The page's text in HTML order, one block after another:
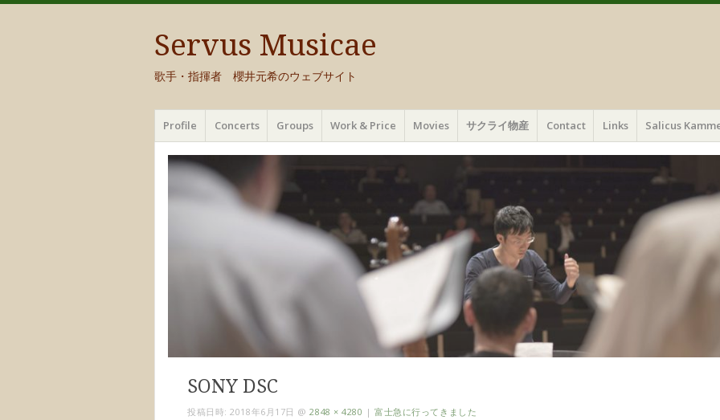
Servus Musicae
歌手・指揮者 櫻井元希のウェブサイト
メ
ニ
コ
ンProfile Concerts Groups Work & Price Movies サクライ物産 Contact Links Salicus
SONY DSC
投稿日時:2018年6月17日 @2848 × 4280 |富士急に行ってきました